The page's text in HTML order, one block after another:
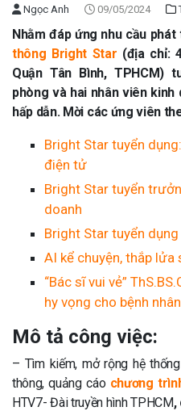
Ngọc Anh 09/05/2024
Nhằm đáp ứng nhu cầu phát
thông Bright Star (địa chỉ:
Quận Tân Bình, TPHCM)
phòng và hai nhân viên
hấp dẫn. Mời các ứng viên
Bright Star tuyển
điện tử
Bright Star tuyển
doanh
Bright Star tuyển
AI kể chuyện, thắp lửa
“Bác sĩ vui vẻ”
hy vọng cho bệnh
Mô tả công việc:
– Tìm kiếm, mở rộng hệ
thông, quảng cáo chương
HTV7- Đài truyền hình TPHCM,